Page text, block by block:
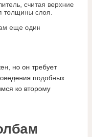
считая верхние
толщины слоя.
еще один
но он требует
подобных
ко второму